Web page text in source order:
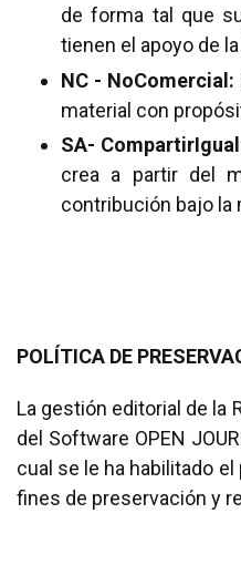
de forma tal que
tienen el apoyo de
NC - NoComercial:
material con
SA-
crea a partir del
contribución bajo la
POLÍTICA DE
La gestión editorial de la
del Software OPEN
cual se le ha habilitado el
fines de preservación y